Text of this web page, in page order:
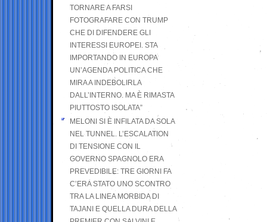
TORNARE A FARSI
FOTOGRAFARE CON TRUMP
CHE DI DIFENDERE GLI
INTERESSI EUROPEI. STA
IMPORTANDO IN EUROPA
UN’AGENDA POLITICA CHE
MIRA A INDEBOLIRLA
DALL’INTERNO. MA È RIMASTA
PIUTTOSTO ISOLATA”
MELONI SI È INFILATA DA SOLA
NEL TUNNEL. L’ESCALATION
DI TENSIONE CON IL
GOVERNO SPAGNOLO ERA
PREVEDIBILE: TRE GIORNI FA
C’ERA STATO UNO SCONTRO
TRA LA LINEA MORBIDA DI
TAJANI E QUELLA DURA DELLA